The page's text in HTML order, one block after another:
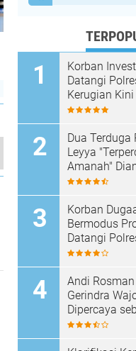
Korban
Datangi
Kerugian
Miliar, Minta
Dua Terduga
Leyya
Amanah"
Wajo,
Korban
Bermodus
Datangi
Kejelasan
Andi
Gerindra
Dipercaya